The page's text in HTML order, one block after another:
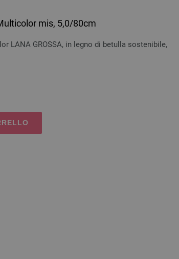
mis, 5,0/80cm
LANA GROSSA, in legno di betulla sostenibile,